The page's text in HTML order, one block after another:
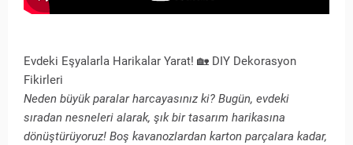
Evdeki Eşyalarla Harikalar Yarat! 🏡 DIY Dekorasyon
Fikirleri
Neden büyük paralar harcayasınız ki? Bugün, evdeki
sıradan nesneleri alarak, şık bir tasarım harikasına
dönüştürüyoruz! Boş kavanozlardan karton parçalara kadar,